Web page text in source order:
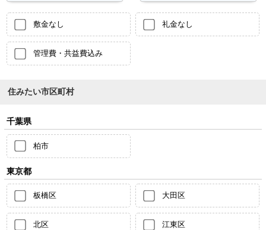
敷金なし 礼金なし
管理費・共益費込み
住みたい市区町村
千葉県
柏市
東京都
板橋区 大田区
北区 江東区